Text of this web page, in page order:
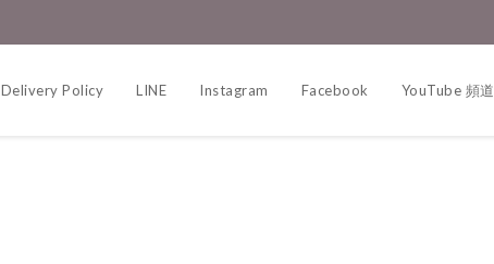
Delivery Policy LINE Instagram Facebook YouTube 頻道